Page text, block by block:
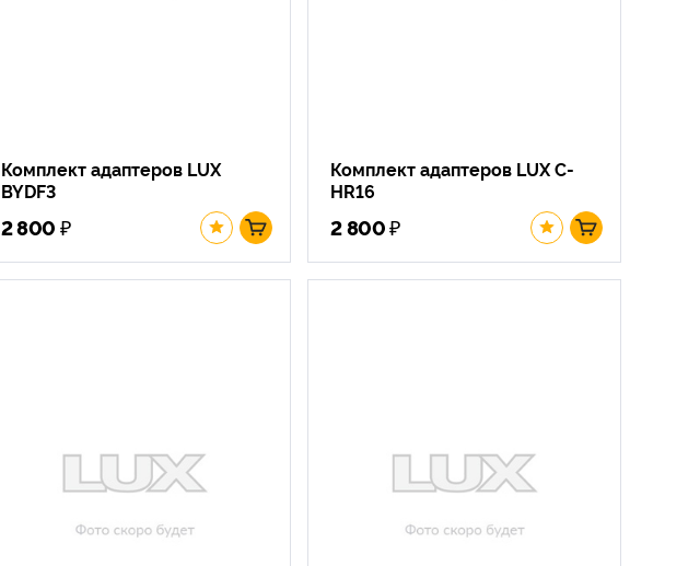
Комплект адаптеров LUX
BYDF3
2 800 ₽
Комплект адаптеров LUX C-
HR16
2 800₽